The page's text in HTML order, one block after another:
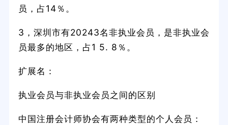
员，占14％。
3，深圳市有20243名非执业会员，是非执业会
员最多的地区，占1 5. 8％。
扩展名：
执业会员与非执业会员之间的区别
中国注册会计师协会有两种类型的个人会员：